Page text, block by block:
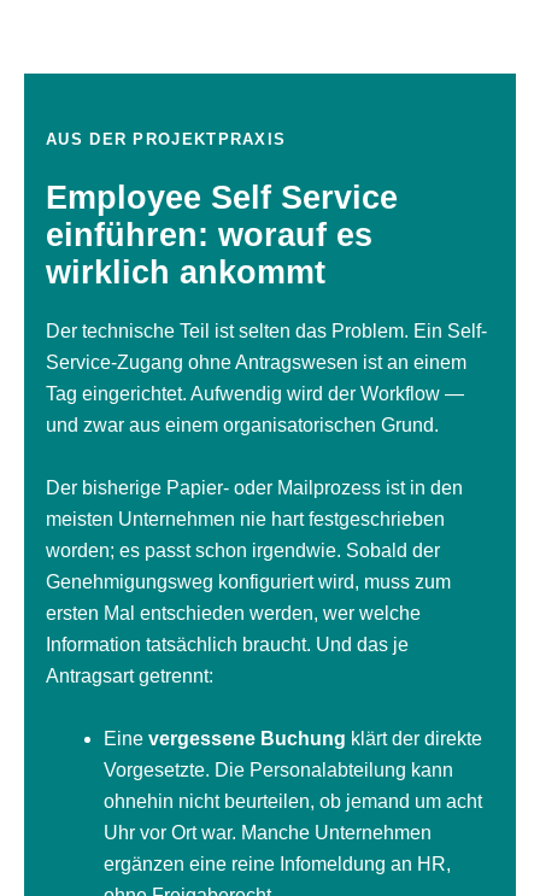
AUS DER PROJEKTPRAXIS
Employee Self Service
einführen: worauf es
wirklich ankommt
Der technische Teil ist selten das Problem. Ein Self-
Service-Zugang ohne Antragswesen ist an einem
Tag eingerichtet. Aufwendig wird der Workflow —
und zwar aus einem organisatorischen Grund.
Der bisherige Papier- oder Mailprozess ist in den
meisten Unternehmen nie hart festgeschrieben
worden; es passt schon irgendwie. Sobald der
Genehmigungsweg konfiguriert wird, muss zum
ersten Mal entschieden werden, wer welche
Information tatsächlich braucht. Und das je
Antragsart getrennt:
Eine vergessene Buchung klärt der direkte
Vorgesetzte. Die Personalabteilung kann
ohnehin nicht beurteilen, ob jemand um acht
Uhr vor Ort war. Manche Unternehmen
ergänzen eine reine Infomeldung an HR,